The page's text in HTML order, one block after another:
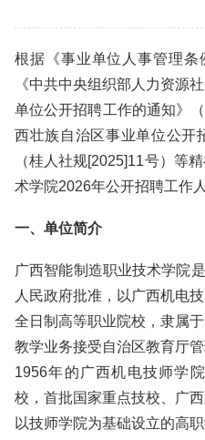
根据《事业单位人事管理条
《中共中央组织部人力资源
单位公开招聘工作的通知》
西壮族自治区事业单位公开
（桂人社规[2025]11号）等
术学院2026年公开招聘工作
一、单位简介
广西智能制造职业技术学院
人民政府批准，以广西机电
全日制高等职业院校，隶属
教学业务接受自治区教育厅
1956年的广西机电技师学
校，首批国家重点技校、广
以技师学院为基础设立的高